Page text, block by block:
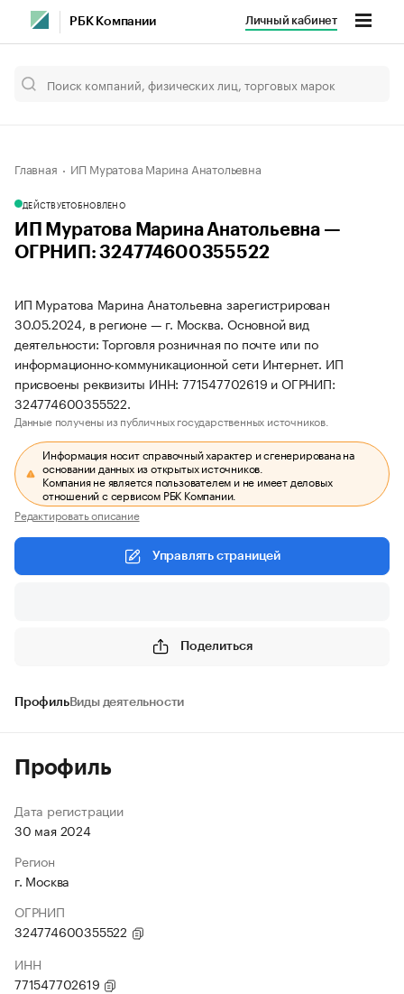
РБК Компании Личный кабинет
Главная ИП Муратова Марина Анатольевна
ДЕЙСТВУЕТОБНОВЛЕНО
ИП Муратова Марина Анатольевна —
ОГРНИП: 324774600355522
ИП Муратова Марина Анатольевна зарегистрирован
30.05.2024, в регионе — г. Москва. Основной вид
деятельности: Торговля розничная по почте или по
информационно-коммуникационной сети Интернет. ИП
присвоены реквизиты ИНН: 771547702619 и ОГРНИП:
324774600355522.
Данные получены из публичных государственных источников.
Информация носит справочный характер и сгенерирована на
основании данных из открытых источников.
Компания не является пользователем и не имеет деловых
отношений с сервисом РБК Компании.
Редактировать описание
Управлять страницей
Поделиться
ПрофильВиды деятельности
Профиль
Дата регистрации
30 мая 2024
Регион
г. Москва
ОГРНИП
324774600355522
ИНН
771547702619